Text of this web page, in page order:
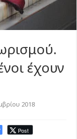
έχουν
2018
Post